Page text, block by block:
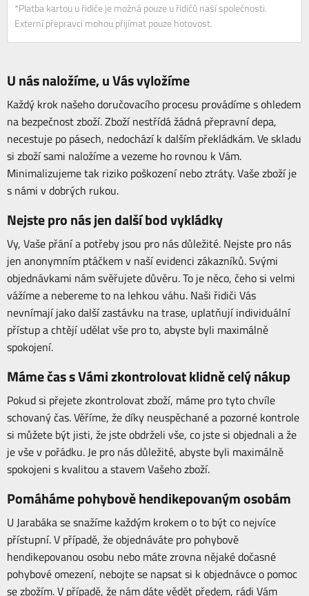
*Platba kartou u řidiče je možná pouze u řidičů naší společnosti.
Externí přepravci mohou přijímat pouze hotovost.
U nás naložíme, u Vás vyložíme
Každý krok našeho doručovacího procesu provádíme s ohledem
na bezpečnost zboží. Zboží nestřídá žádná přepravní depa,
necestuje po pásech, nedochází k dalším překládkám. Ve skladu
si zboží sami naložíme a vezeme ho rovnou k Vám.
Minimalizujeme tak riziko poškození nebo ztráty. Vaše zboží je
s námi v dobrých rukou.
Nejste pro nás jen další bod vykládky
Vy, Vaše přání a potřeby jsou pro nás důležité. Nejste pro nás
jen anonymním ptáčkem v naší evidenci zákazníků. Svými
objednávkami nám svěřujete důvěru. To je něco, čeho si velmi
vážíme a nebereme to na lehkou váhu. Naši řidiči Vás
nevnímají jako další zastávku na trase, uplatňují individuální
přístup a chtějí udělat vše pro to, abyste byli maximálně
spokojení.
Máme čas s Vámi zkontrolovat klidně celý nákup
Pokud si přejete zkontrolovat zboží, máme pro tyto chvíle
schovaný čas. Věříme, že díky neuspěchané a pozorné kontrole
si můžete být jisti, že jste obdrželi vše, co jste si objednali a že
je vše v pořádku. Je pro nás důležité, abyste byli maximálně
spokojeni s kvalitou a stavem Vašeho zboží.
Pomáháme pohybově hendikepovaným osobám
U Jarabáka se snažíme každým krokem o to být co nejvíce
přístupní. V případě, že objednáváte pro pohybově
hendikepovanou osobu nebo máte zrovna nějaké dočasné
pohybové omezení, nebojte se napsat si k objednávce o pomoc
se zbožím. V případě, že nám dáte vědět předem, rádi Vám